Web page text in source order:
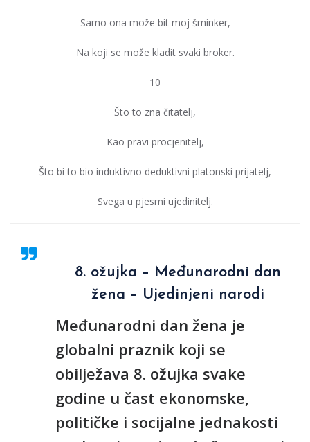
Samo ona može bit moj šminker,
Na koji se može kladit svaki broker.
10
Što to zna čitatelj,
Kao pravi procjenitelj,
Što bi to bio induktivno deduktivni platonski prijatelj,
Svega u pjesmi ujedinitelj.
8. ožujka – Međunarodni dan
žena – Ujedinjeni narodi
Međunarodni dan žena je
globalni praznik koji se
obilježava 8. ožujka svake
godine u čast ekonomske,
političke i socijalne jednakosti